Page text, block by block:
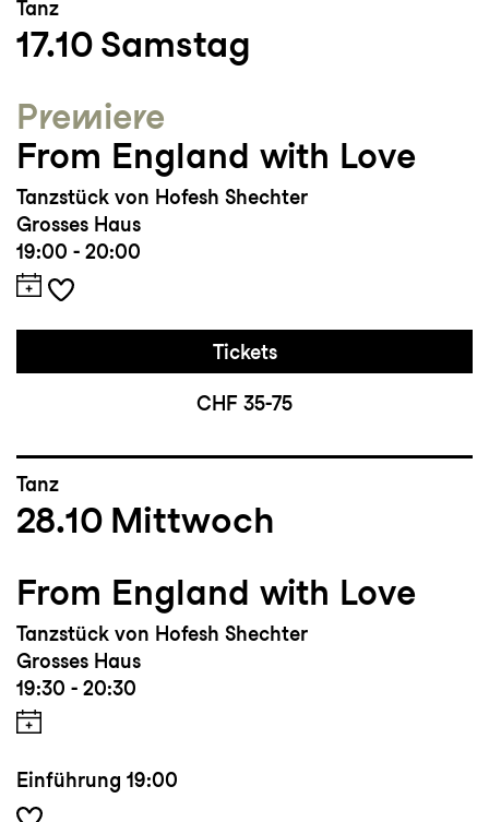
Betroffenheit von Crystal Pite
am Conservatory of Dance at Purchase
College SUNY, New York
Tanz
17.10 Samstag
Premiere
From England with Love
Tanzstück von Hofesh Shechter
Grosses Haus
19:00 - 20:00
Tickets
CHF 35-75
Tanz
28.10 Mittwoch
From England with Love
Tanzstück von Hofesh Shechter
Grosses Haus
19:30 - 20:30
Einführung 19:00